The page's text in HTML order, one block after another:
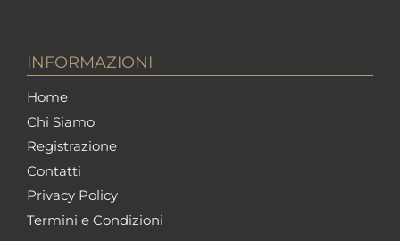
INFORMAZIONI
Home
Chi Siamo
Registrazione
Contatti
Privacy Policy
Termini e Condizioni